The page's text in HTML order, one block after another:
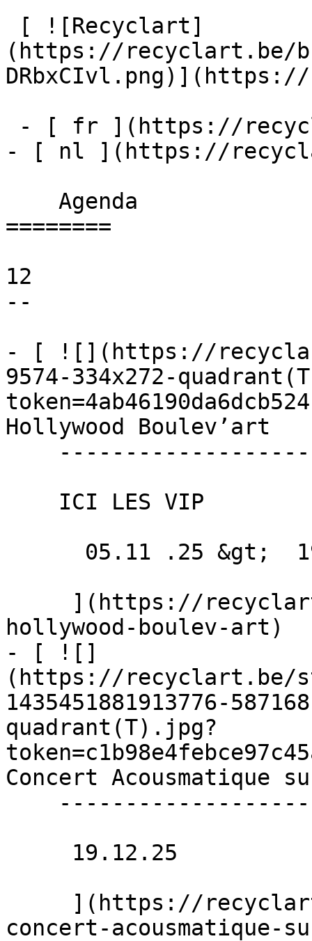
(https://recyclart.be/
- [ nl ](https://
========
12
--
- [ ![](https://
9574-334x272-
Hollywood Boulev’art
hollywood-boulev-art)
- [ ![]
(https://recyclart.be/
1435451881913776-
quadrant(T).jpg?
Concert Acousmatique
concert-acousmatique-